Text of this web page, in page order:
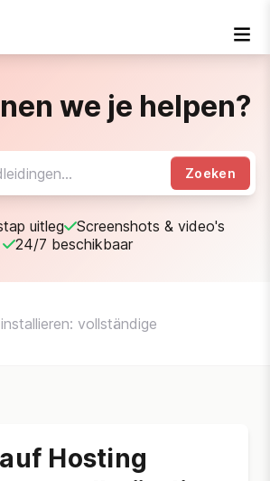
we je helpen?
Zoeken
uitleg
Screenshots & video's
24/7 beschikbaar
vollständige
Hosting